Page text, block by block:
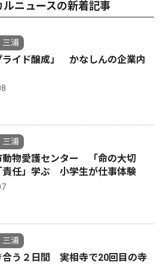
ニュースの新着記事
三浦
ライド醸成」 かなしんの企業内
三浦
動物愛護センター 「命の大切
責任」学ぶ 小学生が仕事体験
三浦
合う２日間 実相寺で20回目の寺